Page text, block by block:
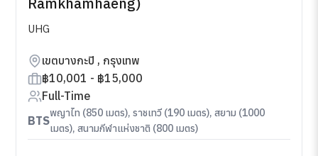
UHG
เขตบางกะปิ , กรุงเทพ
฿10,001 - ฿15,000
Full-Time
BTS
พญาไท (850 เมตร), ราชเทวี (190 เมตร), สยาม (1000
เมตร), สนามกีฬาแห่งชาติ (800 เมตร)